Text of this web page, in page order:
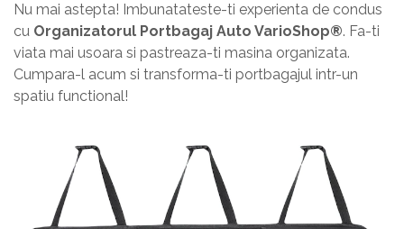
Nu mai astepta! Imbunatateste-ti experienta de condus
cu Organizatorul Portbagaj Auto VarioShop®. Fa-ti
viata mai usoara si pastreaza-ti masina organizata.
Cumpara-l acum si transforma-ti portbagajul intr-un
spatiu functional!